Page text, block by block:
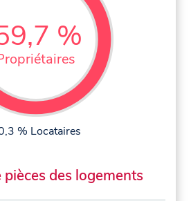
%
% Locataires
des logements